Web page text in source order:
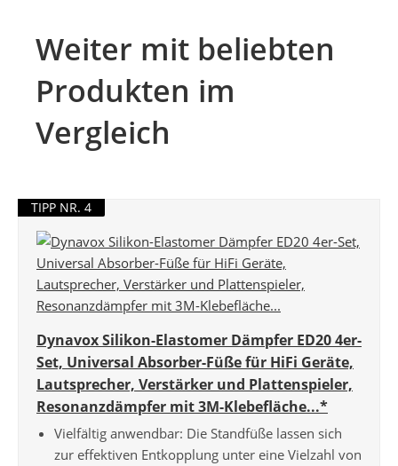
Weiter mit beliebten
Produkten im
Vergleich
TIPP NR. 4
Dynavox Silikon-Elastomer Dämpfer ED20 4er-
Set, Universal Absorber-Füße für HiFi Geräte,
Lautsprecher, Verstärker und Plattenspieler,
Resonanzdämpfer mit 3M-Klebefläche...*
Vielfältig anwendbar: Die Standfüße lassen sich
zur effektiven Entkopplung unter eine Vielzahl von